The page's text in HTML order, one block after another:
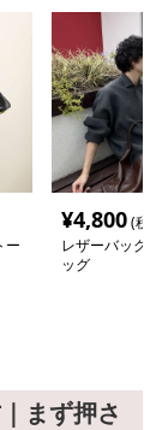
ー
¥4,800(税
レザーバッグ
ッグ
まず押さ